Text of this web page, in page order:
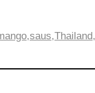
,saus,Thailand,